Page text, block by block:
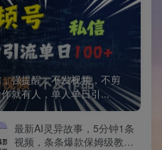
强提醒，不发视频，不剪
就有人，单人单日引...
最新AI灵异故事，5分钟1条
视频，条条爆款保姆级教